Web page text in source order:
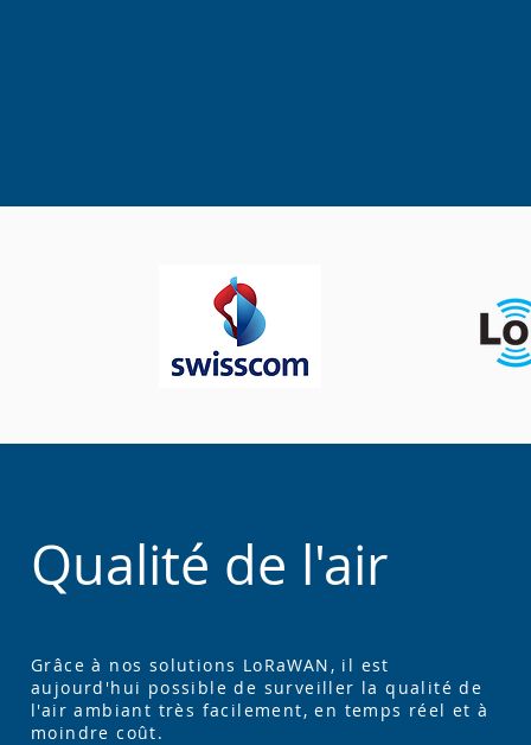
Qualité de l'air
Grâce à nos solutions LoRaWAN, il est
aujourd'hui possible de surveiller la qualité de
l'air ambiant très facilement, en temps réel et à
moindre coût.